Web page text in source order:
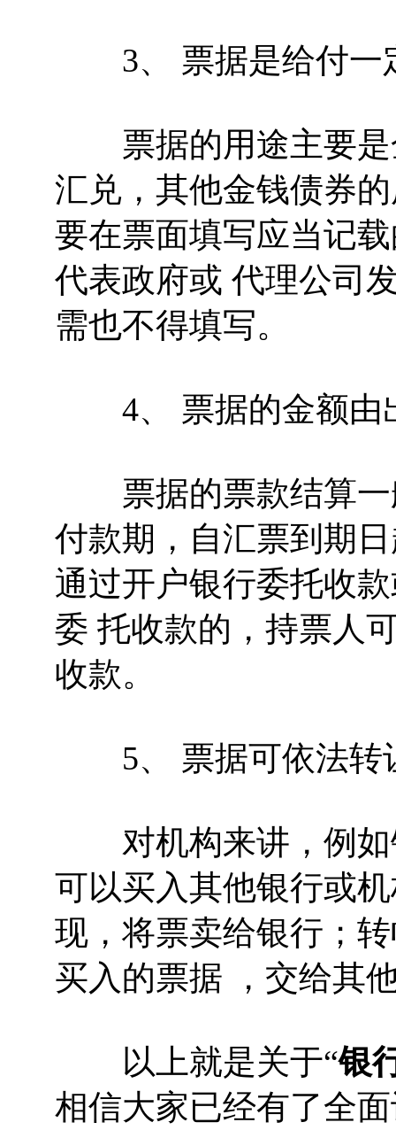
3、 票据是给付一
票据的用途主要是
汇兑，其他金钱债券
要在票面填写应当记
代表政府或 代理公司
需也不得填写。
4、 票据的金额由
票据的票款结算一
付款期，自汇票到期
通过开户银行委托收
委 托收款的，持票人
收款。
5、 票据可依法转
对机构来讲，例如
可以买入其他银行或
现，将票卖给银行；
买入的票据 ，交给其
以上就是关于“银
相信大家已经有了全